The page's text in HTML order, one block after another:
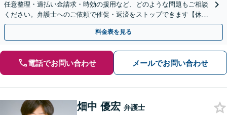
任意整理・過払い金請求・時効の援用など、どのような問題もご相談
ください。弁護士へのご依頼で催促・返済をストップできます【休
日・夜間相談可】【分割払い可】【初回相談無料】
料金表を見る
電話でお問い合わせ メールでお問い合わせ
畑中 優宏 弁護士